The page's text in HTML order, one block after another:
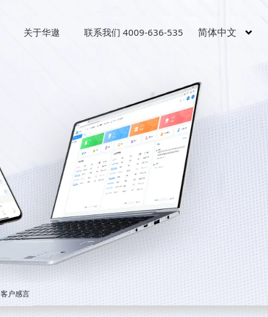
关于华遨 联系我们 4009-636-535 简体中文
客户感言